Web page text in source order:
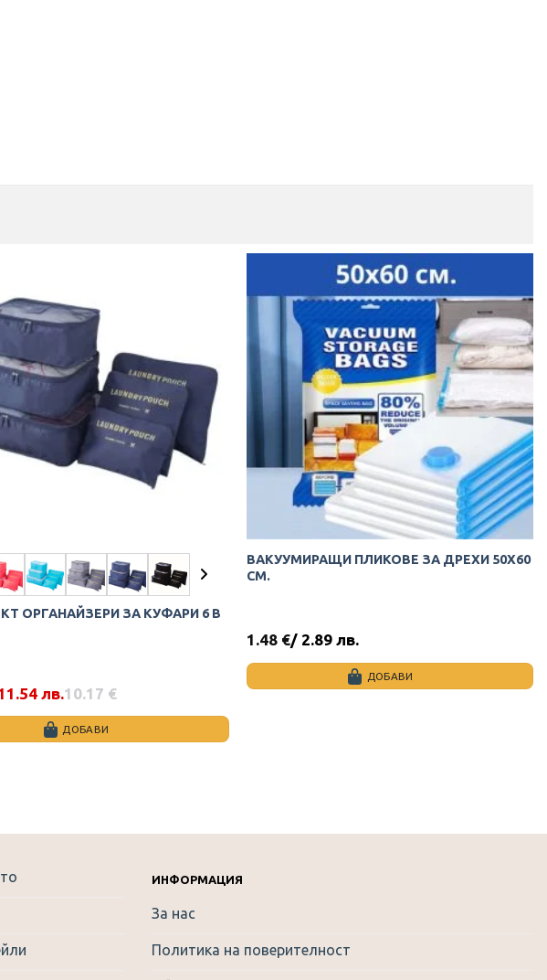
ОРГАНАЙЗЕРИ ЗА КУФАРИ 6 В
10.17 €
лв.
ДОБАВИ
ВАКУУМИРАЩИ ПЛИКОВЕ ЗА ДРЕХИ 50Х60
СМ.
1.48 €/ 2.89 лв.
ДОБАВИ
ИНФОРМАЦИЯ
За нас
Политика на поверителност